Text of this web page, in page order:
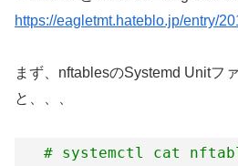
https://eagletmt.hateblo.jp/entry/
まず、nftablesのSystemd Unitフ
と、、、
# systemctl cat